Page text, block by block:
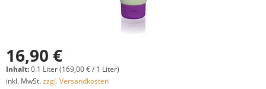
16,90 €
Inhalt:0.1 Liter (169,00 € / 1 Liter)
inkl. MwSt.zzgl. Versandkosten